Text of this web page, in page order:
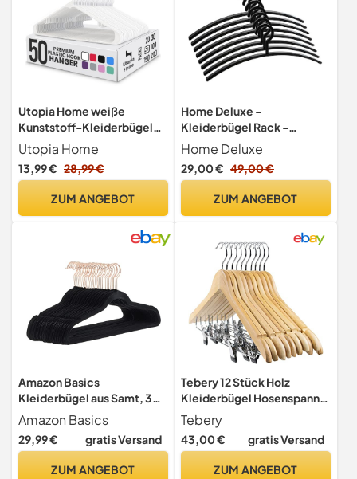
Utopia Home weiße
Kunststoff-Kleiderbügel
50er Pack mit Haken
Utopia Home
13,99 € 28,99 €
ZUM ANGEBOT
Home Deluxe -
Kleiderbügel Rack -
Schwarz, 47 x 2 x 18 cm,
Kunststoff I Kleiderbügel-
Set Garderobenhaken
Home Deluxe
29,00 € 49,00 €
ZUM ANGEBOT
Amazon Basics
Kleiderbügel aus Samt, 30
Stück, Schwarz/Roségold
Amazon Basics
29,99 € gratis Versand
ZUM ANGEBOT
Tebery 12 Stück Holz
Kleiderbügel Hosenspanner
Hosenbügel für Hosen
Röcke rutschfest aus
Schima-Holz 43cm
Tebery
43,00 € gratis Versand
ZUM ANGEBOT